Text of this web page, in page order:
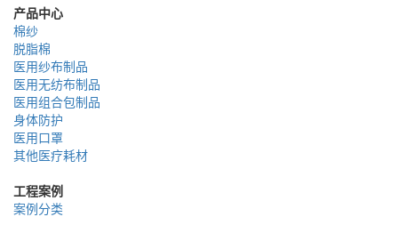
产品中心
棉纱
脱脂棉
医用纱布制品
医用无纺布制品
医用组合包制品
身体防护
医用口罩
其他医疗耗材
工程案例
案例分类